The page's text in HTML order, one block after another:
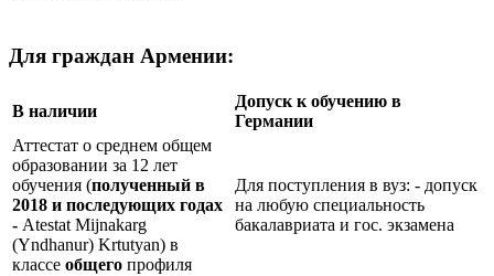
Для граждан Армении:
В наличии
Допуск к обучению в
Германии
Аттестат о среднем общем
образовании за 12 лет
обучения (полученный в
2018 и последующих годах
- Atestat Mijnakarg
(Yndhanur) Krtutyan) в
классе общего профиля
Для поступления в вуз: - допуск
на любую специальность
бакалавриата и гос. экзамена